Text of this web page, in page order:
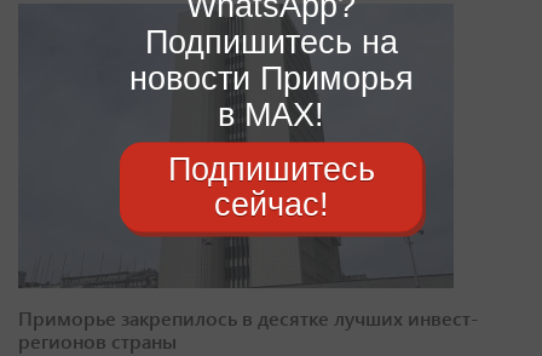
Приморье закрепилось в десятке лучших инвест-
регионов страны
Подпишитесь на
новости Приморья
в MAX!
Подпишитесь
сейчас!